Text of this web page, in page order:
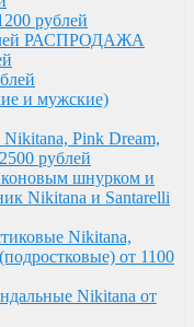
от 1100
Nikitana от
оправ от 250 рублей
от 600 до 3500
диоптриями по
очков
рублей
РАСПРОДАЖА
и мужские)
Pink Dream,
рублей
шнурком и
Nikitana и Santarelli
Nikitana,
от 1100
Nikitana от